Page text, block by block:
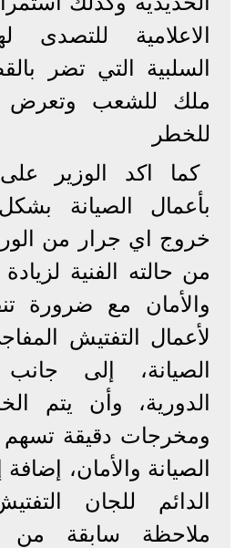
الاعلامية للتصدى
السلبية التي تضر
ملك للشعب وتعرض
للخطر
كما اكد الوزير
بأعمال الصيانة
خروج اي جرار من
من حالته الفنية
والأمان مع ضرورة
لأعمال التفتيش
الصيانة، إلى
الدورية، وأن يتم
ومخرجات دقيقة
الصيانة والأمان،
الدائم للجان
ملاحظة سابقة من